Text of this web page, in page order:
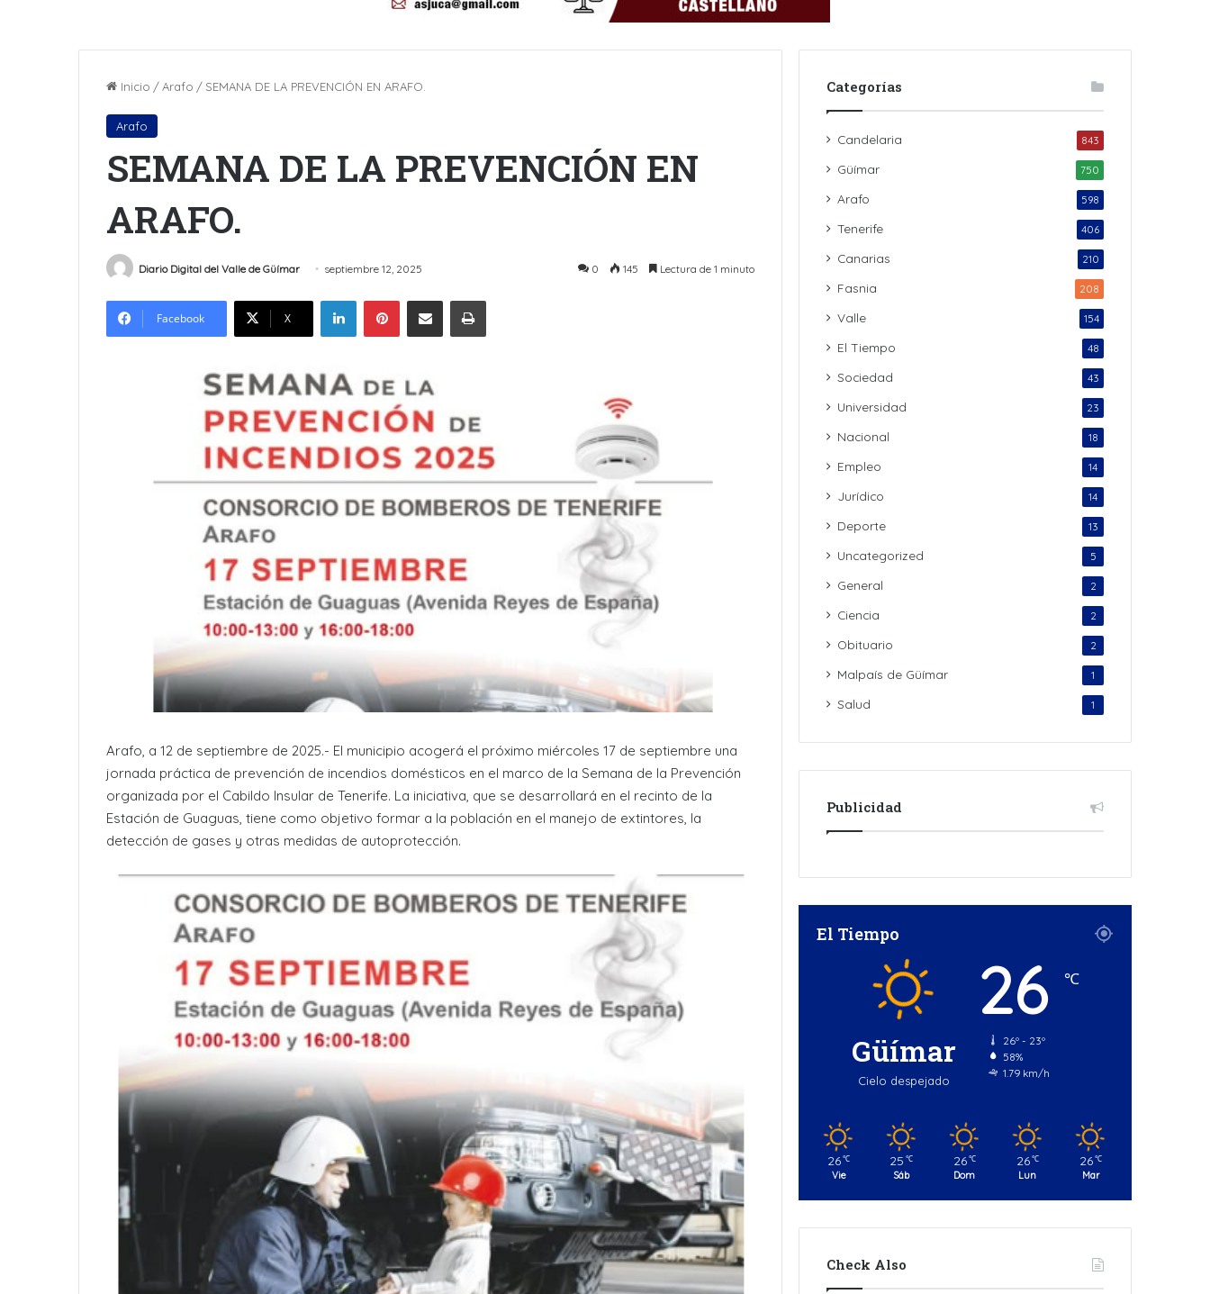
Inicio /Arafo / SEMANA DE LA PREVENCIÓN EN ARAFO.
Arafo
SEMANA DE LA PREVENCIÓN EN
ARAFO.
Diario Digital del Valle de Güímar septiembre 12, 2025 0 145 Lectura de 1 minuto
Facebook X
LinkedInPinterestCompartir por Email Imprimir
Arafo, a 12 de septiembre de 2025.- El municipio acogerá el próximo miércoles 17 de septiembre una
jornada práctica de prevención de incendios domésticos en el marco de la Semana de la Prevención
organizada por el Cabildo Insular de Tenerife. La iniciativa, que se desarrollará en el recinto de la
Estación de Guaguas, tiene como objetivo formar a la población en el manejo de extintores, la
detección de gases y otras medidas de autoprotección.
Categorías
Candelaria 843
Güímar 750
Arafo 598
Tenerife 406
Canarias 210
Fasnia 208
Valle 154
El Tiempo 48
Sociedad 43
Universidad 23
Nacional 18
Empleo 14
Jurídico 14
Deporte 13
Uncategorized 5
General 2
Ciencia 2
Obituario 2
Malpaís de Güímar 1
Salud 1
Publicidad
El Tiempo
Güímar
Cielo despejado
26 ℃
26º - 23º
58%
1.79 km/h
26 ℃
Vie
25 ℃
Sáb
26 ℃
Dom
26 ℃
Lun
26 ℃
Mar
Check Also